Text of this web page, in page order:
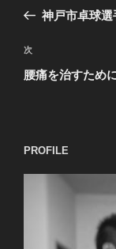
ビ
ゲ
ン
去
投
稿
神戸市卓球
次
の
次
腰痛を治すため
PROFILE